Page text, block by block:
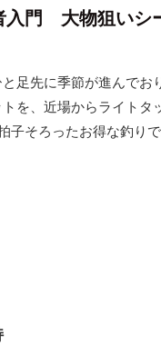
入門 大物狙いシ
足先に季節が進んでお
を、近場からライトタ
そろったお得な釣り